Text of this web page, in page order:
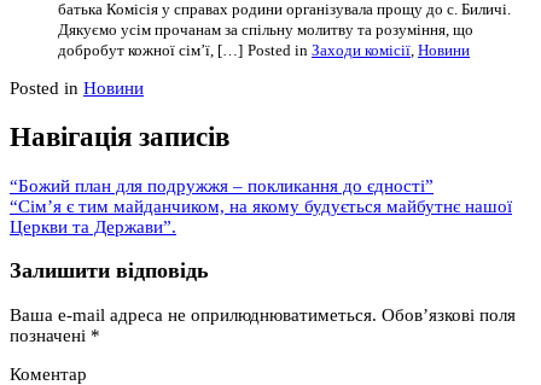
батька Комісія у справах родини організувала прощу до с. Биличі.
Дякуємо усім прочанам за спільну молитву та розуміння, що
добробут кожної сім’ї, […] Posted in Заходи комісії, Новини
Posted in Новини
Навігація записів
“Божий план для подружжя – покликання до єдності”
“Сім’я є тим майданчиком, на якому будується майбутнє нашої
Церкви та Держави”.
Залишити відповідь
Ваша e-mail адреса не оприлюднюватиметься. Обов’язкові поля
позначені *
Коментар